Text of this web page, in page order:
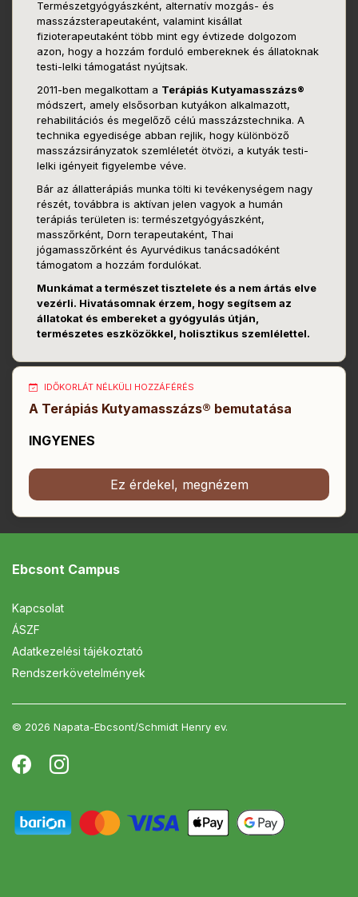
Természetgyógyászként, alternatív mozgás- és
masszázsterapeutaként, valamint kisállat
fizioterapeutaként több mint egy évtizede dolgozom
azon, hogy a hozzám forduló embereknek és állatoknak
testi-lelki támogatást nyújtsak.
2011-ben megalkottam a Terápiás Kutyamasszázs®
módszert, amely elsősorban kutyákon alkalmazott,
rehabilitációs és megelőző célú masszázstechnika. A
technika egyedisége abban rejlik, hogy különböző
masszázsirányzatok szemléletét ötvözi, a kutyák testi-
lelki igényeit figyelembe véve.
Bár az állatterápiás munka tölti ki tevékenységem nagy
részét, továbbra is aktívan jelen vagyok a humán
terápiás területen is: természetgyógyászként,
masszőrként, Dorn terapeutaként, Thai
jógamasszőrként és Ayurvédikus tanácsadóként
támogatom a hozzám fordulókat.
Munkámat a természet tisztelete és a nem ártás elve
vezérli. Hivatásomnak érzem, hogy segítsem az
állatokat és embereket a gyógyulás útján,
természetes eszközökkel, holisztikus szemlélettel.
IDŐKORLÁT NÉLKÜLI HOZZÁFÉRÉS
A Terápiás Kutyamasszázs® bemutatása
INGYENES
Ez érdekel, megnézem
Ebcsont Campus
Kapcsolat
ÁSZF
Adatkezelési tájékoztató
Rendszerkövetelmények
© 2026 Napata-Ebcsont/Schmidt Henry ev.